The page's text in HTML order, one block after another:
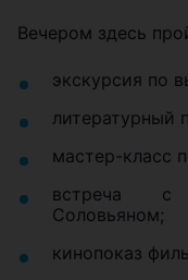
Вечером здесь
экскурсия по
литературный
мастер-класс
встреча с
Соловьяном;
кинопоказ